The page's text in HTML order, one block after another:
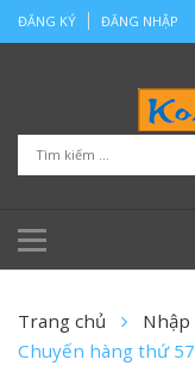
ĐĂNG KÝ ĐĂNG NHẬP
Trang chủ
Chuyến hàng thứ